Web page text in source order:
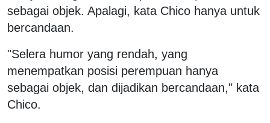
sebagai objek. Apalagi, kata Chico hanya untuk
bercandaan.
"Selera humor yang rendah, yang
menempatkan posisi perempuan hanya
sebagai objek, dan dijadikan bercandaan," kata
Chico.